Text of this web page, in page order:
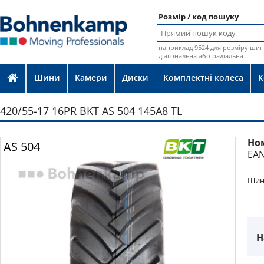
Розмір / код пошуку
наприклад 9524 для розміру
діагональна або радіальна
Шини Камери Диски Комплектні колеса
420/55-17 16PR BKT AS 504 145A8 TL
AS 504